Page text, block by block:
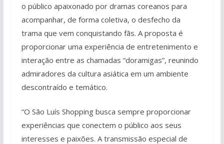
o público apaixonado por dramas coreanos para
acompanhar, de forma coletiva, o desfecho da
trama que vem conquistando fãs. A proposta é
proporcionar uma experiência de entretenimento e
interação entre as chamadas “doramigas”, reunindo
admiradores da cultura asiática em um ambiente
descontraído e temático.
“O São Luís Shopping busca sempre proporcionar
experiências que conectem o público aos seus
interesses e paixões. A transmissão especial de